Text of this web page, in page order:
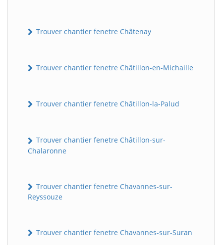
Trouver chantier fenetre Châtenay
Trouver chantier fenetre Châtillon-en-Michaille
Trouver chantier fenetre Châtillon-la-Palud
Trouver chantier fenetre Châtillon-sur-
Chalaronne
Trouver chantier fenetre Chavannes-sur-
Reyssouze
Trouver chantier fenetre Chavannes-sur-Suran